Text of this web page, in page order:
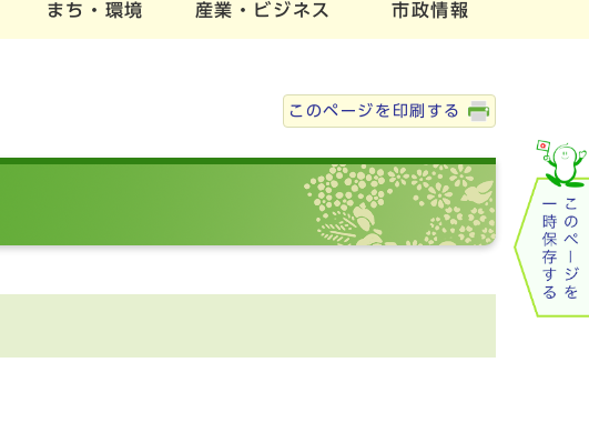
まち・環境 産業・ビジネス 市政情報
このページを印刷する